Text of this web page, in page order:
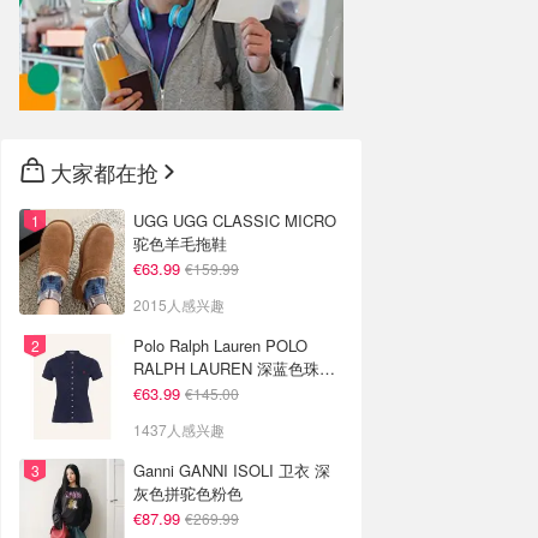
大家都在抢
UGG UGG CLASSIC MICRO
驼色羊毛拖鞋
€63.99 €159.99
2015人感兴趣
Polo Ralph Lauren POLO
RALPH LAUREN 深蓝色珠地
布 Polo衫
€63.99 €145.00
1437人感兴趣
Ganni GANNI ISOLI 卫衣 深
灰色拼驼色粉色
€87.99 €269.99